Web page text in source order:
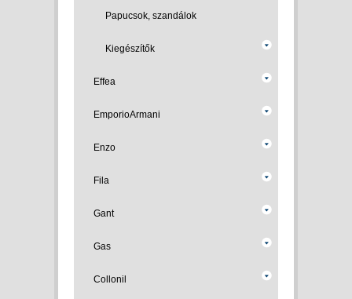
Papucsok, szandálok
Kiegészítők
Effea
EmporioArmani
Enzo
Fila
Gant
Gas
Collonil